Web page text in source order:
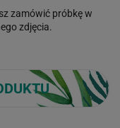
zamówić próbkę w
zdjęcia.